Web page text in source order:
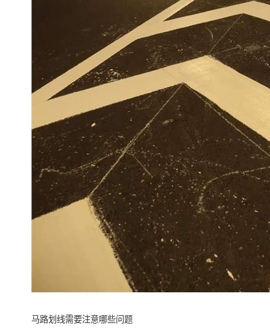
马路划线需要注意哪些问题